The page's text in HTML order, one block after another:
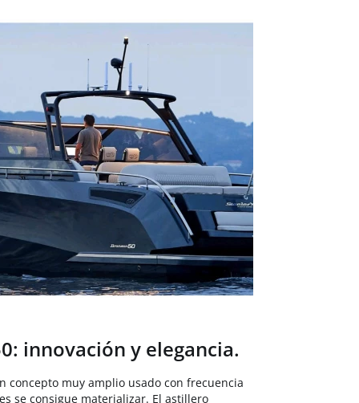
innovación y elegancia.
concepto muy amplio usado con frecuencia
se consigue materializar. El astillero